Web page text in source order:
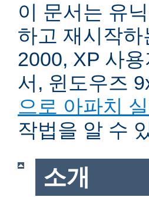
이 문서는 유
하고 재시작
2000, XP 사
서, 윈도우즈
으로 아파치
작법을 알 수
소개